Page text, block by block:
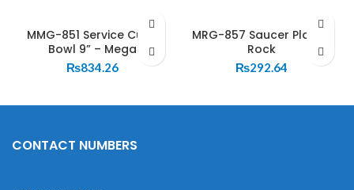
MMG-851 Service Curry
Bowl 9” – Mega
₨834.26
MRG-857 Saucer Plate –
Rock
₨292.64
CONTACT NUMBERS